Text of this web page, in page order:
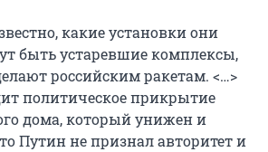
какие установки они
быть устаревшие комплексы,
российским ракетам. <…>
политическое прикрытие
дома, который унижен и
Путин не признал авторитет и